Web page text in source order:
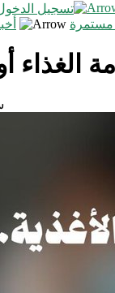
تسجيل
مستمرة
الغذاء